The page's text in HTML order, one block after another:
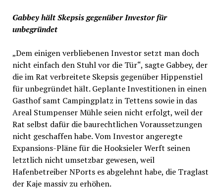
Gabbey hält Skepsis gegenüber Investor für
unbegründet
„Dem einigen verbliebenen Investor setzt man doch
nicht einfach den Stuhl vor die Tür“, sagte Gabbey, der
die im Rat verbreitete Skepsis gegenüber Hippenstiel
für unbegründet hält. Geplante Investitionen in einen
Gasthof samt Campingplatz in Tettens sowie in das
Areal Stumpenser Mühle seien nicht erfolgt, weil der
Rat selbst dafür die baurechtlichen Voraussetzungen
nicht geschaffen habe. Vom Investor angeregte
Expansions-Pläne für die Hooksieler Werft seinen
letztlich nicht umsetzbar gewesen, weil
Hafenbetreiber NPorts es abgelehnt habe, die Traglast
der Kaje massiv zu erhöhen.